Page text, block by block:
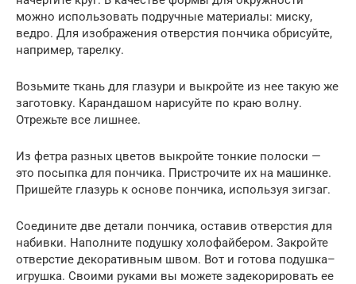
можно использовать подручные материалы: миску,
ведро. Для изображения отверстия пончика обрисуйте,
например, тарелку.
Возьмите ткань для глазури и выкройте из нее такую же
заготовку. Карандашом нарисуйте по краю волну.
Отрежьте все лишнее.
Из фетра разных цветов выкройте тонкие полоски —
это посыпка для пончика. Пристрочите их на машинке.
Пришейте глазурь к основе пончика, используя зигзаг.
Соедините две детали пончика, оставив отверстия для
набивки. Наполните подушку холофайбером. Закройте
отверстие декоративным швом. Вот и готова подушка–
игрушка. Своими руками вы можете задекорировать ее